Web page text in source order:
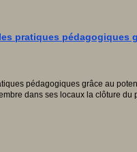
pratiques pédagogiques
dans ses locaux la clôture